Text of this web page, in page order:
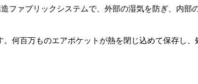
ファブリックシステムで、外部の湿気を防ぎ、内部
何百万ものエアポケットが熱を閉じ込めて保存し